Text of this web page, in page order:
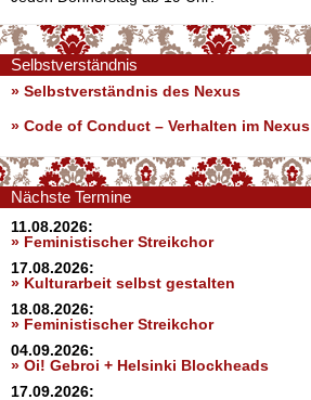
Selbstverständnis
» Selbstverständnis des Nexus
» Code of Conduct – Verhalten im Nexus
Nächste Termine
11.08.2026:
» Feministischer Streikchor
17.08.2026:
» Kulturarbeit selbst gestalten
18.08.2026:
» Feministischer Streikchor
04.09.2026:
» Oi! Gebroi + Helsinki Blockheads
17.09.2026: